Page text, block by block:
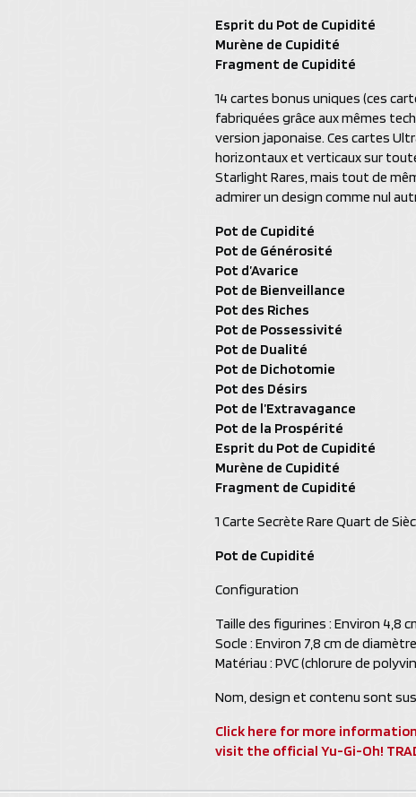
Esprit du Pot de Cupidité
Murène de Cupidité
Fragment de Cupidité
14 cartes bonus uniques (ces
fabriquées grâce aux mêmes
version japonaise. Ces cartes
horizontaux et verticaux sur
Starlight Rares, mais tout de
admirer un design comme nul
Pot de Cupidité
Pot de Générosité
Pot d’Avarice
Pot de Bienveillance
Pot des Riches
Pot de Possessivité
Pot de Dualité
Pot de Dichotomie
Pot des Désirs
Pot de l’Extravagance
Pot de la Prospérité
Esprit du Pot de Cupidité
Murène de Cupidité
Fragment de Cupidité
1 Carte Secrète Rare Quart de
Pot de Cupidité
Configuration
Taille des figurines : Environ 4,8
Socle : Environ 7,8 cm de
Matériau : PVC (chlorure de
Nom, design et contenu sont
Click here for more
visit the official Yu-Gi-Oh!